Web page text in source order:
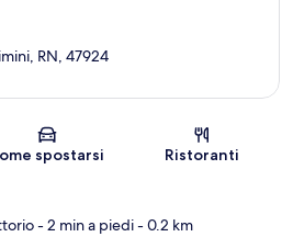
Mappa
RN, 47924
spostarsi Ristoranti
- 2 min a piedi- 0.2 km